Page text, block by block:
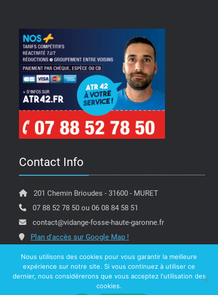
Contact Info
201 Chemin Brioudes - 31600 - MURET
07 88 52 78 50 ou 06 08 84 58 51
contact@vidange-fosse-haute-garonne.fr
Plan d'accès sur Google Map !
Copyright @ ATR 42 Vidange Fosse Haute Garonne -
Nous utilisons des cookies pour vous garantir la meilleure
expérience sur notre site. Si vous continuez à utiliser ce
dernier, nous considérerons que vous acceptez l'utilisation des
cookies.